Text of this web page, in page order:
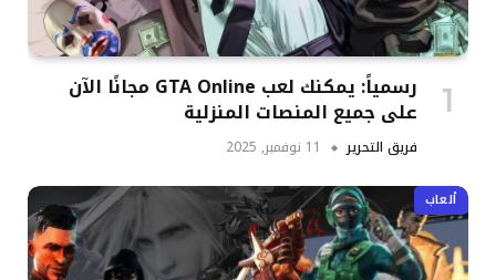
رسمياً: يمكنك لعب GTA Online مجانًا الآن
على جميع المنصات المنزلية
فريق التحرير 11 نوفمبر, 2025
ألعاب